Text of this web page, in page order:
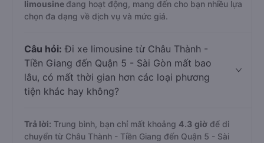
limousine đang hoạt động, mang đến cho bạn nhiều lựa
chọn đa dạng về dịch vụ và mức giá.
Câu hỏi: Đi xe limousine từ Châu Thành -
Tiền Giang đến Quận 5 - Sài Gòn mất bao
lâu, có mất thời gian hơn các loại phương
tiện khác hay không?
Trả lời: Trung bình, bạn chỉ mất khoảng 4.3 giờ để di
chuyển từ Châu Thành - Tiền Giang đến Quận 5 - Sài